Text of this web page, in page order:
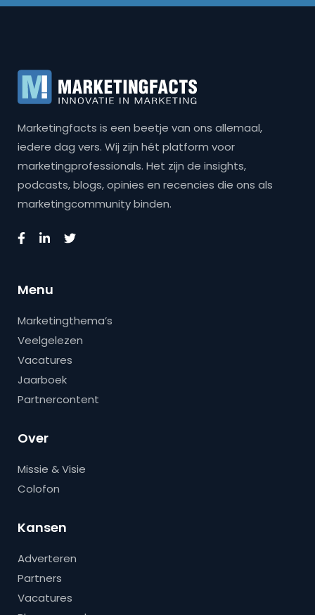
Marketingfacts is een beetje van ons allemaal,
iedere dag vers. Wij zijn hét platform voor
marketingprofessionals. Het zijn de insights,
podcasts, blogs, opinies en recencies die ons als
marketingcommunity binden.
Menu
Marketingthema’s
Veelgelezen
Vacatures
Jaarboek
Partnercontent
Over
Missie & Visie
Colofon
Kansen
Adverteren
Partners
Vacatures